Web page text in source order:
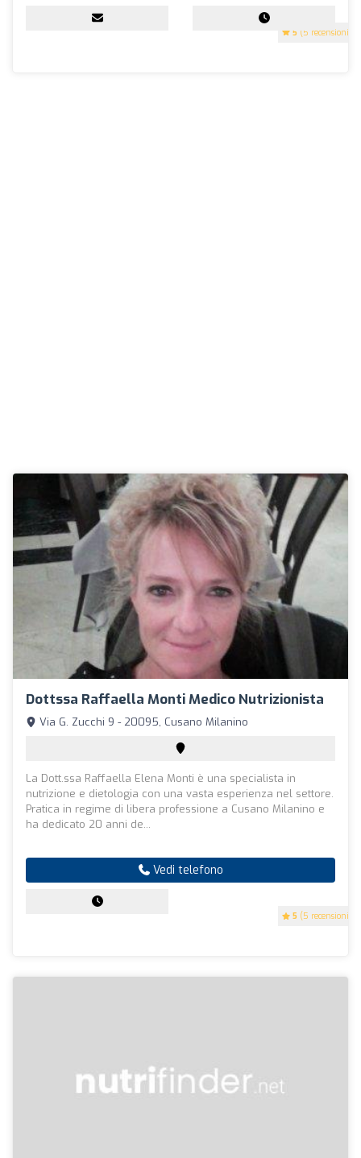
5 (5 recensioni)
Dottssa Raffaella Monti Medico Nutrizionista
5 (5 recensioni)
Via G. Zucchi 9 - 20095, Cusano Milanino
La Dott.ssa Raffaella Elena Monti è una specialista in
nutrizione e dietologia con una vasta esperienza nel settore.
Pratica in regime di libera professione a Cusano Milanino e
ha dedicato 20 anni de...
Vedi telefono